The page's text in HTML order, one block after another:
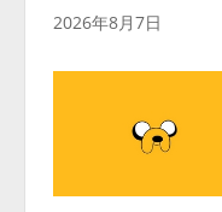
2026年8月7日